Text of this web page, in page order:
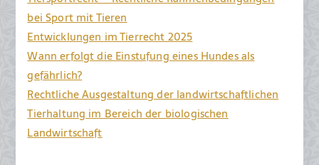
bei Sport mit Tieren
Entwicklungen im Tierrecht 2025
Wann erfolgt die Einstufung eines Hundes als
gefährlich?
Rechtliche Ausgestaltung der landwirtschaftlichen
Tierhaltung im Bereich der biologischen
Landwirtschaft